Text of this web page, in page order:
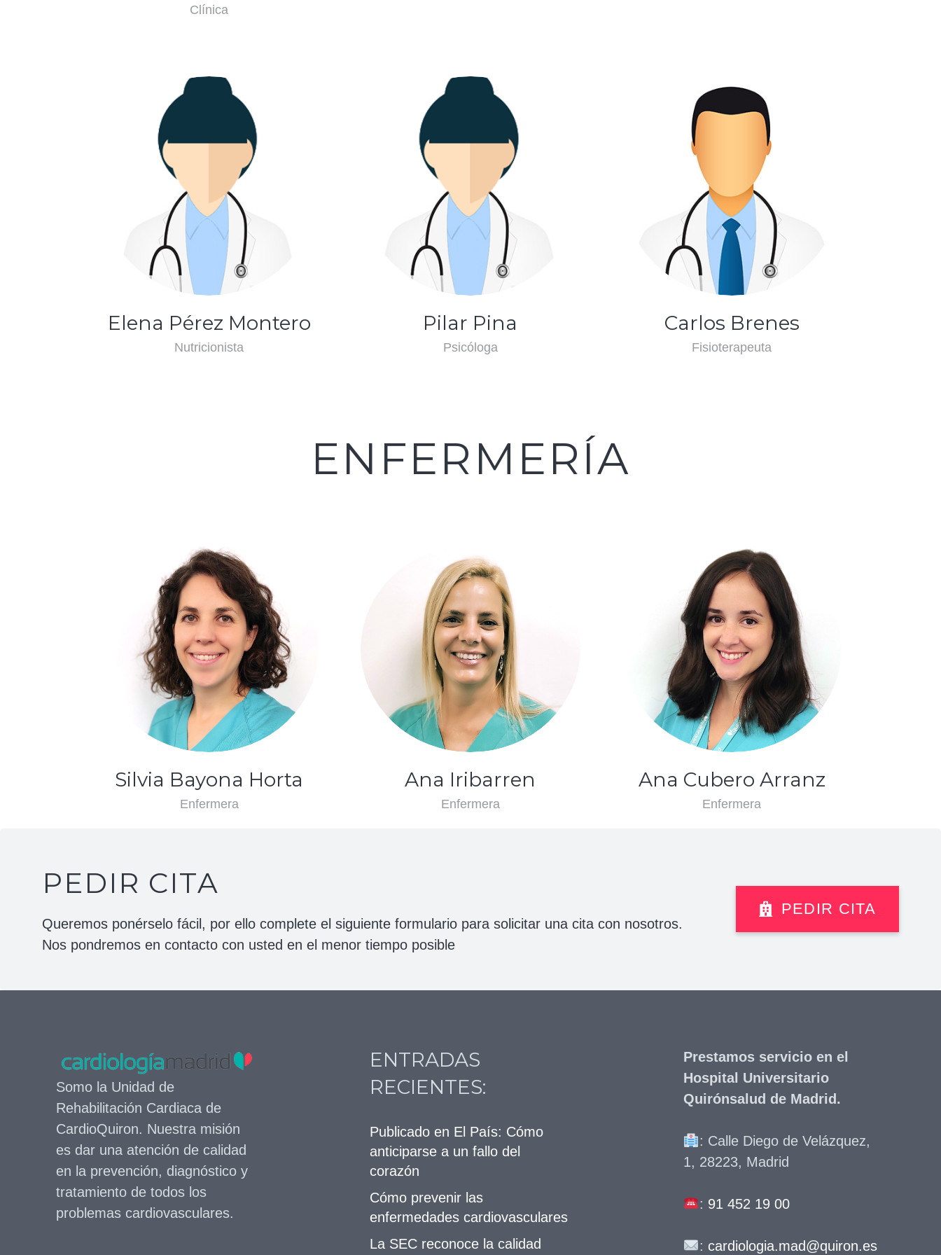
Clínica
Elena Pérez Montero
Nutricionista
Pilar Pina
Psicóloga
Carlos Brenes
Fisioterapeuta
ENFERMERÍA
Silvia Bayona Horta
Enfermera
Ana Iribarren
Enfermera
Ana Cubero Arranz
Enfermera
PEDIR CITA
Queremos ponérselo fácil, por ello complete el siguiente formulario para solicitar una cita con nosotros.
Nos pondremos en contacto con usted en el menor tiempo posible
PEDIR CITA
Somo la Unidad de
Rehabilitación Cardiaca de
CardioQuiron. Nuestra misión
es dar una atención de calidad
en la prevención, diagnóstico y
tratamiento de todos los
problemas cardiovasculares.
ENTRADAS
RECIENTES:
Publicado en El País: Cómo
anticiparse a un fallo del
corazón
Cómo prevenir las
enfermedades cardiovasculares
La SEC reconoce la calidad
Prestamos servicio en el
Hospital Universitario
Quirónsalud de Madrid.
: Calle Diego de Velázquez,
1, 28223, Madrid
: 91 452 19 00
: cardiologia.mad@quiron.es